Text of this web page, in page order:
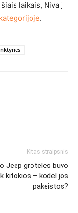
laikais, Niva į
.
Kitas straipsnis
Jeep grotelės buvo
kitokios – kodėl jos
pakeistos?